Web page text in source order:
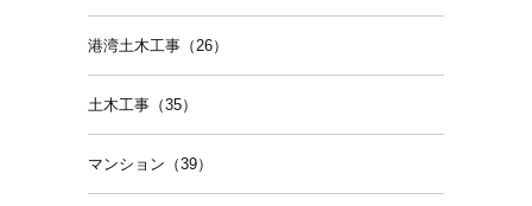
港湾土木工事（26）
土木工事（35）
マンション（39）